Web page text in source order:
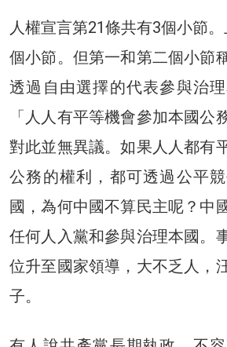
人權宣言第21條共有3個小節
個小節。但第一和第二個小節
透過自由選擇的代表參與治
「人人有平等機會參加本國公
對此並無異議。如果人人都有
公務的權利，都可透過公平
國，為何中國不算民主呢？中
任何人入黨和參與治理本國。
位升至國家領導，大不乏人，
子。